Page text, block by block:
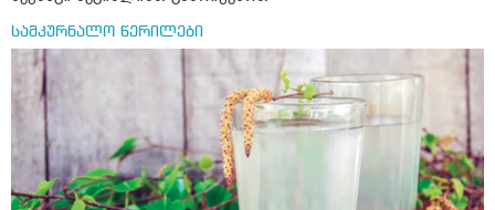
სამკურნალო წერილები